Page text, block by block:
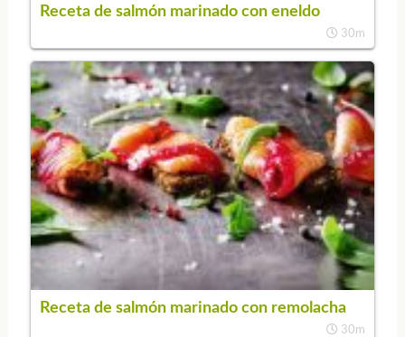
Receta de salmón marinado con eneldo
30m
Receta de salmón marinado con remolacha
30m